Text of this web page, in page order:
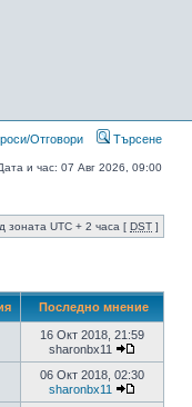
Отговори Търсене
и час: 07 Авг 2026, 09:00
зоната UTC + 2 часа [ DST ]
Последно мнение
16 Окт 2018, 21:59
sharonbx11
06 Окт 2018, 02:30
sharonbx11